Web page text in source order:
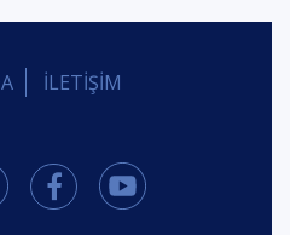
İLETİŞİM